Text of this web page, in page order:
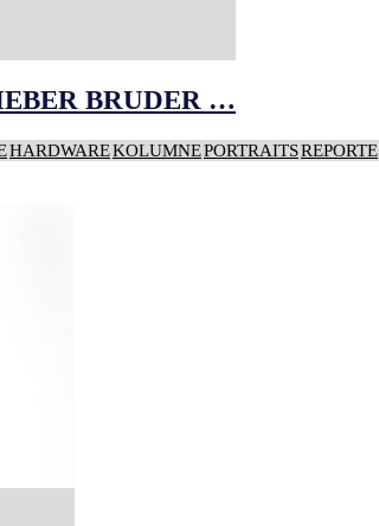
BRUDER …
HARDWAREKOLUMNEPORTRAITSREPORTE